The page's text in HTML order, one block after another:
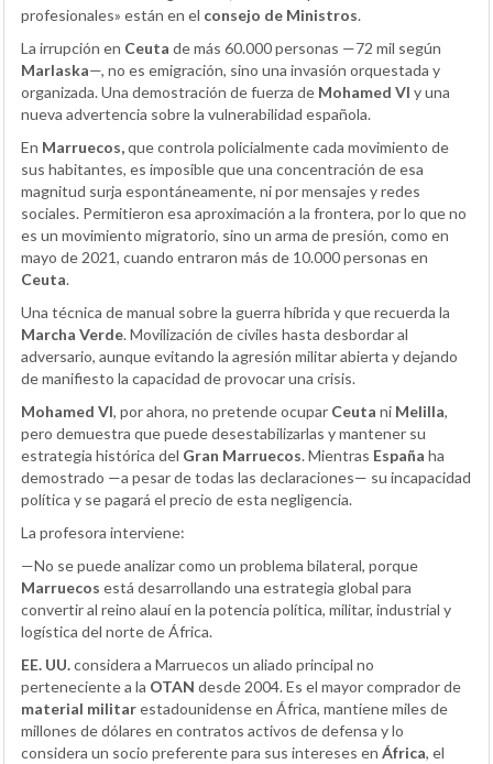
profesionales» están en el consejo de Ministros.
La irrupción en Ceuta de más 60.000 personas —72 mil según
Marlaska—, no es emigración, sino una invasión orquestada y
organizada. Una demostración de fuerza de Mohamed VI y una
nueva advertencia sobre la vulnerabilidad española.
En Marruecos,que controla policialmente cada movimiento de
sus habitantes, es imposible que una concentración de esa
magnitud surja espontáneamente, ni por mensajes y redes
sociales. Permitieron esa aproximación a la frontera, por lo que no
es un movimiento migratorio, sino un arma de presión, como en
mayo de 2021, cuando entraron más de 10.000 personas en
Ceuta.
Una técnica de manual sobre la guerra híbrida y que recuerda la
Marcha Verde. Movilización de civiles hasta desbordar al
adversario, aunque evitando la agresión militar abierta y dejando
de manifiesto la capacidad de provocar una crisis.
Mohamed VI, por ahora, no pretende ocupar Ceuta ni Melilla,
pero demuestra que puede desestabilizarlas y mantener su
estrategia histórica del Gran Marruecos. Mientras España ha
demostrado —a pesar de todas las declaraciones— su incapacidad
política y se pagará el precio de esta negligencia.
La profesora interviene:
—No se puede analizar como un problema bilateral, porque
Marruecos está desarrollando una estrategia global para
convertir al reino alauí en la potencia política, militar, industrial y
logística del norte de África.
EE. UU.considera a Marruecos un aliado principal no
perteneciente a la OTAN desde 2004. Es el mayor comprador de
material militarestadounidense en África, mantiene miles de
millones de dólares en contratos activos de defensa y lo
considera un socio preferente para sus intereses en África, el